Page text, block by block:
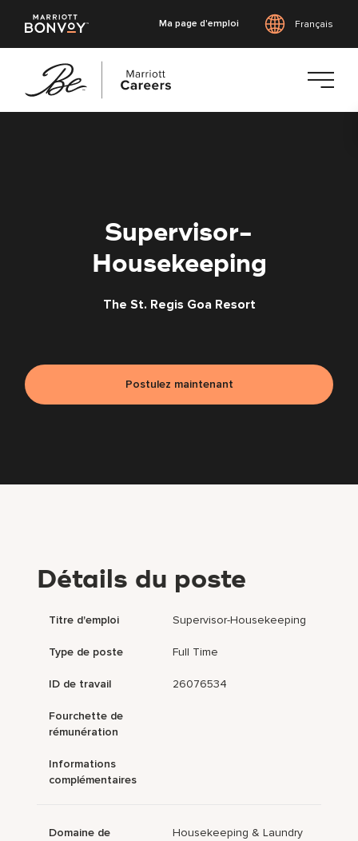
Ma page d'emploi Français
Supervisor-
Housekeeping
The St. Regis Goa Resort
Postulez maintenant
Détails du poste
Titre d'emploi Supervisor-Housekeeping
Type de poste Full Time
ID de travail 26076534
Fourchette de
rémunération
Informations
complémentaires
Domaine de
Housekeeping & Laundry